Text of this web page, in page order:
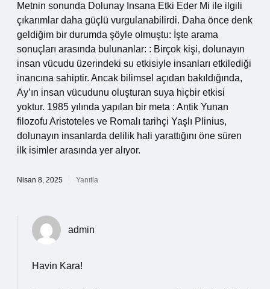
Metnin sonunda Dolunay Insana Etki Eder Mi ile ilgili
çıkarımlar daha güçlü vurgulanabilirdi. Daha önce denk
geldiğim bir durumda şöyle olmuştu: İşte arama
sonuçları arasında bulunanlar: : Birçok kişi, dolunayın
insan vücudu üzerindeki su etkisiyle insanları etkilediği
inancına sahiptir. Ancak bilimsel açıdan bakıldığında,
Ay’ın insan vücudunu oluşturan suya hiçbir etkisi
yoktur. 1985 yılında yapılan bir meta : Antik Yunan
filozofu Aristoteles ve Romalı tarihçi Yaşlı Plinius,
dolunayın insanlarda delilik hali yarattığını öne süren
ilk isimler arasında yer alıyor.
Nisan 8, 2025 Yanıtla
admin
Havin Kara!